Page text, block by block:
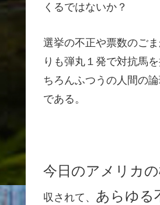
くるではないか？
選挙の不正や票数のご
りも弾丸１発で対抗馬
ちろんふつうの人間の
である。
今日のアメリカ
収されて、 あらゆる